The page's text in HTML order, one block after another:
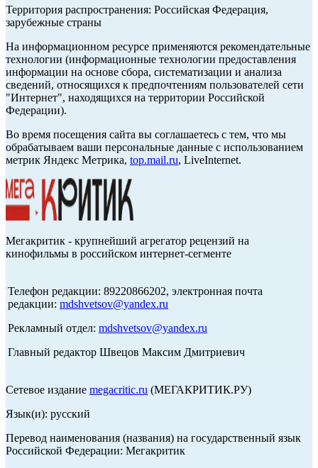
Территория распространения: Российская Федерация,
зарубежные страны
На информационном ресурсе применяются рекомендательные
технологии (информационные технологии предоставления
информации на основе сбора, систематизации и анализа
сведений, относящихся к предпочтениям пользователей сети
"Интернет", находящихся на территории Российской
Федерации).
Во время посещения сайта вы соглашаетесь с тем, что мы
обрабатываем ваши персональные данные с использованием
метрик Яндекс Метрика, top.mail.ru, LiveInternet.
Мегакритик - крупнейший агрегатор рецензий на
кинофильмы в российском интернет-сегменте
Телефон редакции: 89220866202, электронная почта
редакции: mdshvetsov@yandex.ru
Рекламный отдел: mdshvetsov@yandex.ru
Главный редактор Швецов Максим Дмитриевич
Сетевое издание megacritic.ru (МЕГАКРИТИК.РУ)
Язык(и): русский
Перевод наименования (названия) на государственный язык
Российской Федерации: Мегакритик